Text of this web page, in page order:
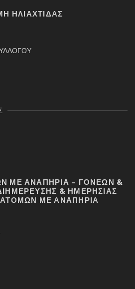
ΗΛΙΑΧΤΙΔΑΣ
ΜΕ ΑΝΑΠΗΡΙΑ – ΓΟΝΕΩΝ &
& ΗΜΕΡΗΣΙΑΣ
ΜΕ ΑΝΑΠΗΡΙΑ